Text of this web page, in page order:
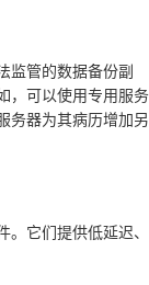
监管的数据备份副
，可以使用专用服务
务器为其病历增加另
它们提供低延迟、